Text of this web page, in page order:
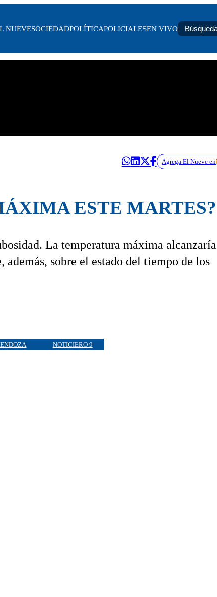
NUEVESOCIEDADPOLÍTICAPOLICIALESEN VIVO
Agrega El Nueve en
ESTE MARTES?
La temperatura máxima alcanzaría
sobre el estado del tiempo de los
NOTICIERO 9